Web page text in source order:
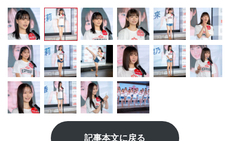
記事本文に戻る